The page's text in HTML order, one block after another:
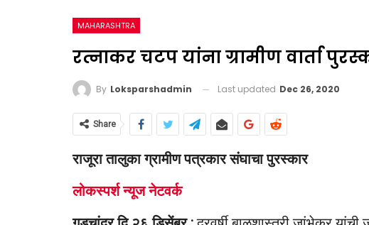
MAHARASHTRA
रत्नाकर चटप यांना ग्रामीण वार्ता
By Loksparshadmin Last updated Dec 26, 2020
Share
राजूरा तालुका ग्रामीण पत्रकार संघाचा पुरस्कार
लोकस्पर्श न्यूज नेटवर्क